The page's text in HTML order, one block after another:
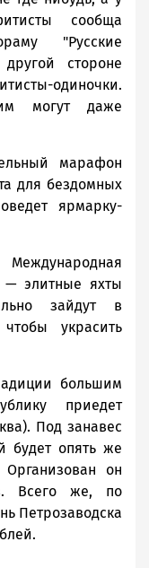
сообща
"Русские
стороне
одиночки.
могут даже
марафон
для бездомных
ярмарку-
— элитные яхты
зайдут в
украсить
большим
приедет
Под занавес
будет опять же
Организован он
Всего же, по
Петрозаводска